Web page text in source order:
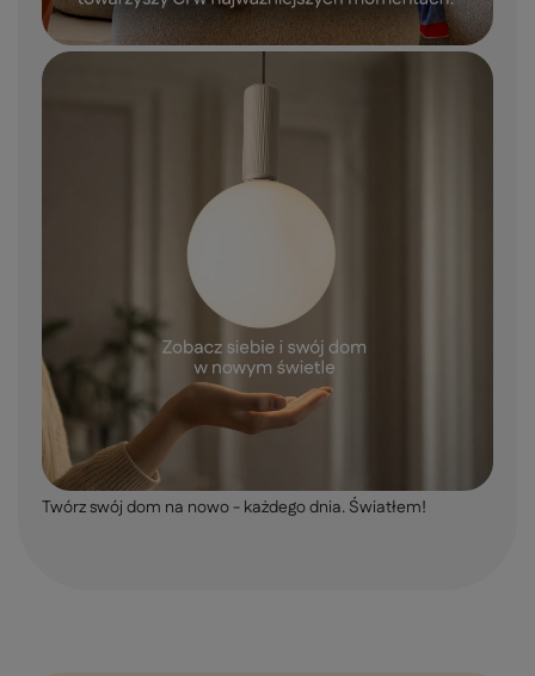
Twórz swój dom na nowo - każdego dnia. Światłem!